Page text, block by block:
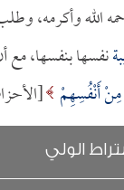
الله وأكرمه،
نفسها بنفسها،
مِنْ أَنْفُسِهِمْ
الولي